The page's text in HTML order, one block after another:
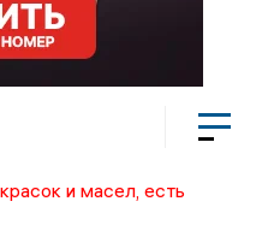
и масел, есть